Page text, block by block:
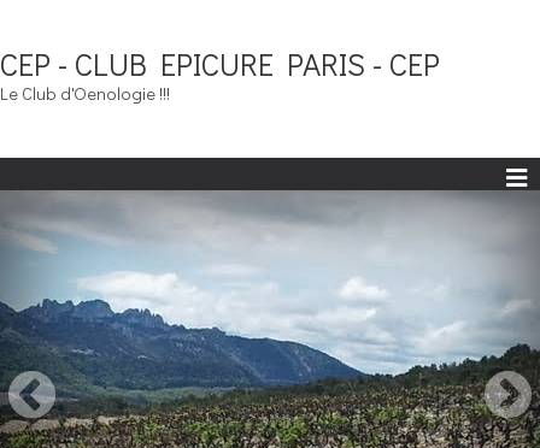
CEP - CLUB EPICURE PARIS - CEP
Le Club d'Oenologie !!!